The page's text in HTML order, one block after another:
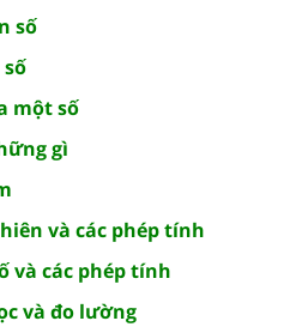
số
một số
gì
và các phép tính
và các phép tính
và đo lường